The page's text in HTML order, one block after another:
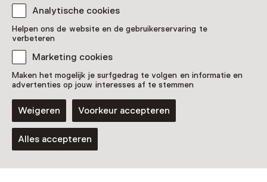
Analytische cookies
Helpen ons de website en de gebruikerservaring te
verbeteren
Marketing cookies
Maken het mogelijk je surfgedrag te volgen en informatie en
advertenties op jouw interesses af te stemmen
Weigeren Voorkeur accepteren
Alles accepteren
Vaste collectie